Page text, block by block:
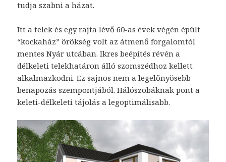
tudja szabni a házat.
Itt a telek és egy rajta lévő 60-as évek végén épült
“kockaház” örökség volt az átmenő forgalomtól
mentes Nyár utcában. Ikres beépítés révén a
délkeleti telekhatáron álló szomszédhoz kellett
alkalmazkodni. Ez sajnos nem a legelőnyösebb
benapozás szempontjából. Hálószobáknak pont a
keleti-délkeleti tájolás a legoptimálisabb.